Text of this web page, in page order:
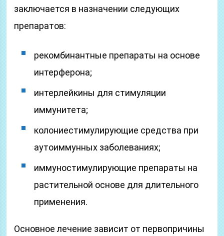
заключается в назначении следующих
препаратов:
рекомбинантные препараты на основе
интерферона;
интерлейкины для стимуляции
иммунитета;
колониестимулирующие средства при
аутоиммунных заболеваниях;
иммуностимулирующие препараты на
растительной основе для длительного
применения.
Основное лечение зависит от первопричины